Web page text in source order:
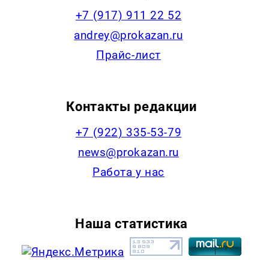
+7 (917) 911 22 52
andrey@prokazan.ru
Прайс-лист
Контакты редакции
+7 (922) 335-53-79
news@prokazan.ru
Работа у нас
Наша статистика